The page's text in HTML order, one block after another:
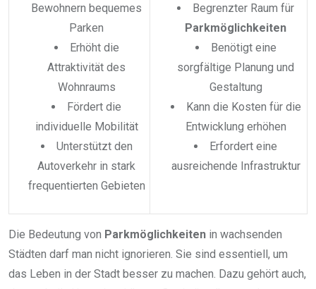
Bewohnern bequemes
Parken
Erhöht die
Attraktivität des
Wohnraums
Fördert die
individuelle Mobilität
Unterstützt den
Autoverkehr in stark
frequentierten Gebieten
Begrenzter Raum für
Parkmöglichkeiten
Benötigt eine
sorgfältige Planung und
Gestaltung
Kann die Kosten für die
Entwicklung erhöhen
Erfordert eine
ausreichende Infrastruktur
Die Bedeutung von Parkmöglichkeiten in wachsenden
Städten darf man nicht ignorieren. Sie sind essentiell, um
das Leben in der Stadt besser zu machen. Dazu gehört auch,